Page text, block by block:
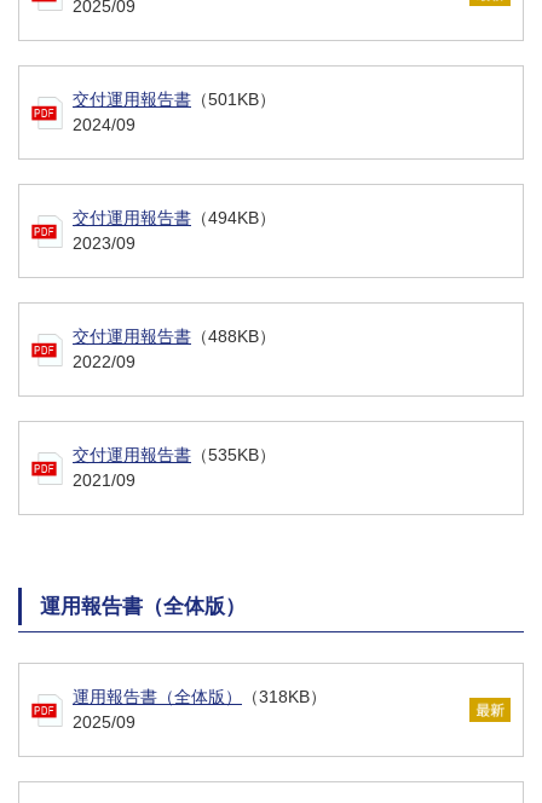
2025/09
交付運用報告書 （501KB）
2024/09
交付運用報告書 （494KB）
2023/09
交付運用報告書 （488KB）
2022/09
交付運用報告書 （535KB）
2021/09
運用報告書（全体版）
運用報告書（全体版）
（318KB）
2025/09